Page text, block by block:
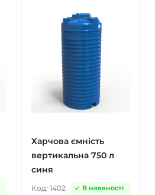
Харчова ємність
вертикальна 750 л
синя
Код: 1402 В наявності